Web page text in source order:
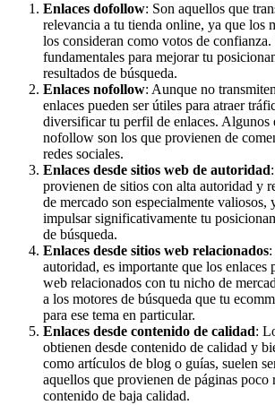
Enlaces dofollow: Son aquellos que
relevancia a tu tienda online, ya que los
los consideran como votos de confianza.
fundamentales para mejorar tu
resultados de búsqueda.
Enlaces nofollow: Aunque no
enlaces pueden ser útiles para atraer
diversificar tu perfil de enlaces. Algunos
nofollow son los que provienen de
redes sociales.
Enlaces desde sitios web de autoridad
provienen de sitios con alta autoridad y
de mercado son especialmente valiosos,
impulsar significativamente tu
de búsqueda.
Enlaces desde sitios web relacionados
autoridad, es importante que los enlaces
web relacionados con tu nicho de
a los motores de búsqueda que tu
para ese tema en particular.
Enlaces desde contenido de calidad:
obtienen desde contenido de calidad y
como artículos de blog o guías, suelen
aquellos que provienen de páginas poco
contenido de baja calidad.